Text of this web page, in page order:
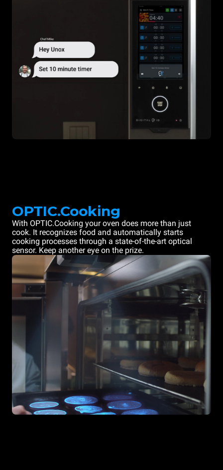
OPTIC.Cooking
With OPTIC.Cooking your oven does more than just
cook. It recognizes food and automatically starts
cooking processes through a state-of-the-art optical
sensor. Keep another eye on the prize.